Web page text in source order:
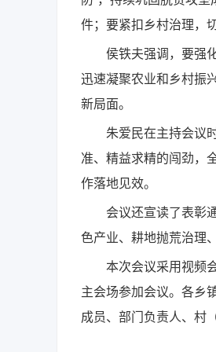
件；要紧扣乡村治理，
侯铁夫强调，要强化
迅速凝聚农业和乡村振
新局面。
朱爱民在主持会议时
准、精益求精的闯劲，
作落地见效。
会议还宣读了表彰通
色产业、耕地抛荒治理
本次会议采用视频会
主会场参加会议。各乡
成员、部门负责人、村